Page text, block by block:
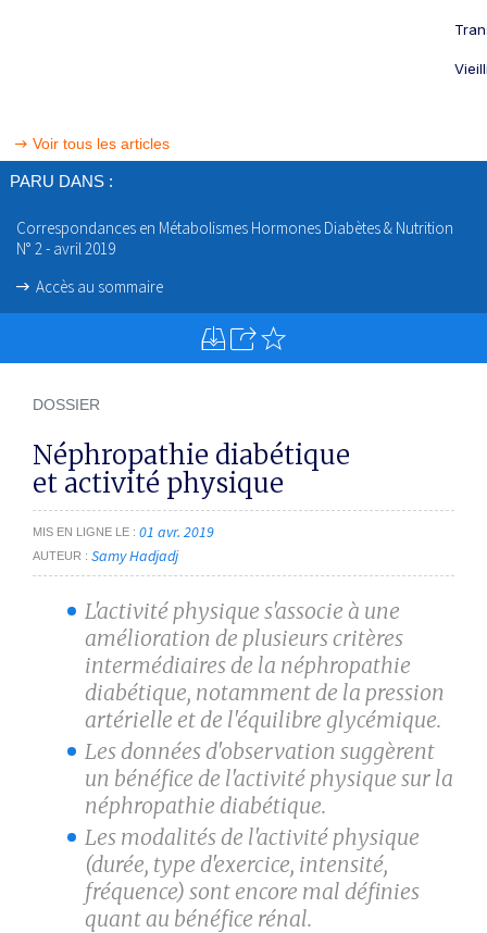
Voir tous les articles
PARU DANS :
Correspondances en Métabolismes Hormones Diabètes & Nutrition
N° 2 - avril 2019
Accès au sommaire
DOSSIER
Néphropathie diabétique
et activité physique
MIS EN LIGNE LE 01 avr. 2019
AUTEUR Samy Hadjadj
L'activité physique s'associe à une
amélioration de plusieurs critères
intermédiaires de la néphropathie
diabétique, notamment de la pression
artérielle et de l'équilibre glycémique.
Les données d'observation suggèrent
un bénéfice de l'activité physique sur la
néphropathie diabétique.
Les modalités de l'activité physique
(durée, type d'exercice, intensité,
fréquence) sont encore mal définies
quant au bénéfice rénal.